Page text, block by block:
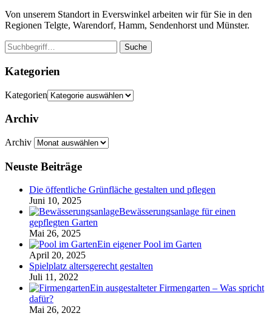
Von unserem Standort in Everswinkel arbeiten wir für Sie in den
Regionen Telgte, Warendorf, Hamm, Sendenhorst und Münster.
Suche
Kategorien
Kategorien
Archiv
Archiv
Neuste Beiträge
Die öffentliche Grünfläche gestalten und pflegen
Juni 10, 2025
Bewässerungsanlage für einen
gepflegten Garten
Mai 26, 2025
Ein eigener Pool im Garten
April 20, 2025
Spielplatz altersgerecht gestalten
Juli 11, 2022
Ein ausgestalteter Firmengarten – Was spricht
dafür?
Mai 26, 2022